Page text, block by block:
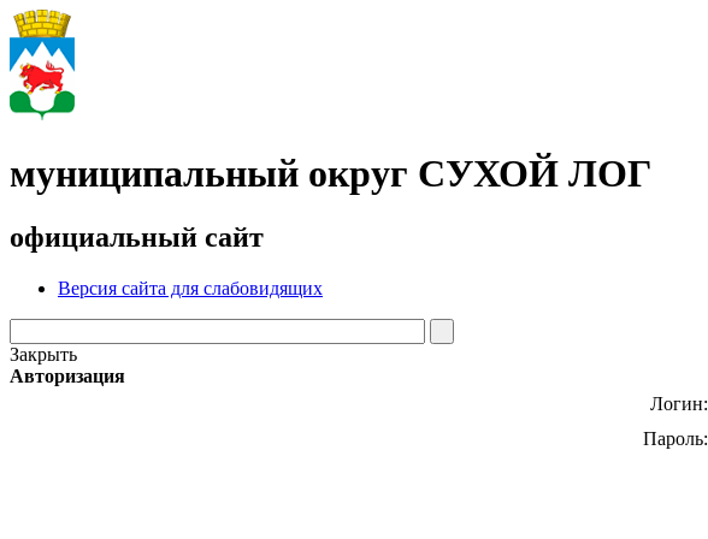
муниципальный округ СУХОЙ ЛОГ
официальный сайт
Версия сайта для слабовидящих
Закрыть
Авторизация
Логин:
Пароль: